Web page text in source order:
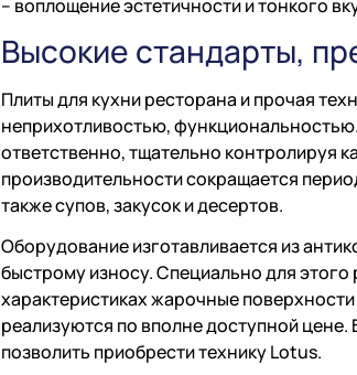
– воплощение эстетичности и тонкого
Высокие стандарты,
Плиты для кухни ресторана и прочая
неприхотливостью,
ответственно, тщательно контролируя
производительности сокращается
также супов, закусок и десертов.
Оборудование изготавливается из
быстрому износу. Специально для
характеристиках жарочные
реализуются по вполне доступной
позволить приобрести технику Lotus.